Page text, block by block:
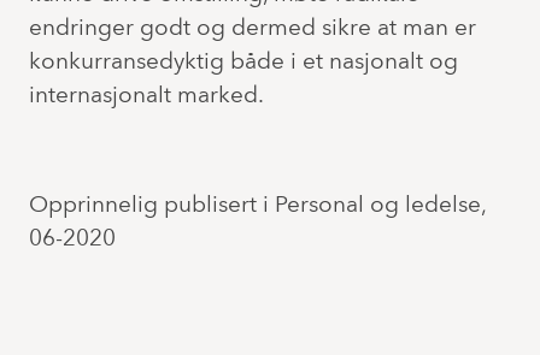
endringer godt og dermed sikre at man er
konkurransedyktig både i et nasjonalt og
internasjonalt marked.
Opprinnelig publisert i Personal og ledelse,
06-2020